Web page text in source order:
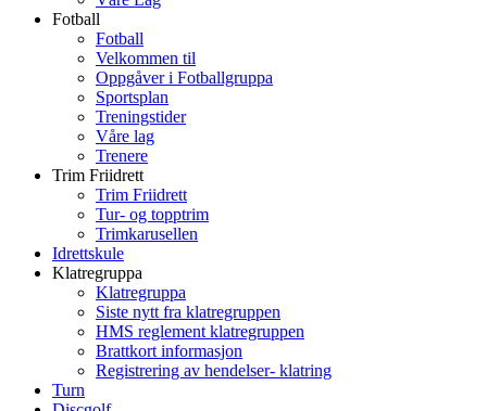
Fotball
Fotball
Velkommen til
Oppgåver i Fotballgruppa
Sportsplan
Treningstider
Våre lag
Trenere
Trim Friidrett
Trim Friidrett
Tur- og topptrim
Trimkarusellen
Idrettskule
Klatregruppa
Klatregruppa
Siste nytt fra klatregruppen
HMS reglement klatregruppen
Brattkort informasjon
Registrering av hendelser- klatring
Turn